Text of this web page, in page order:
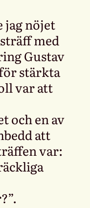
jag nöjet
med
Gustav
stärkta
var att
och en av
att
var: